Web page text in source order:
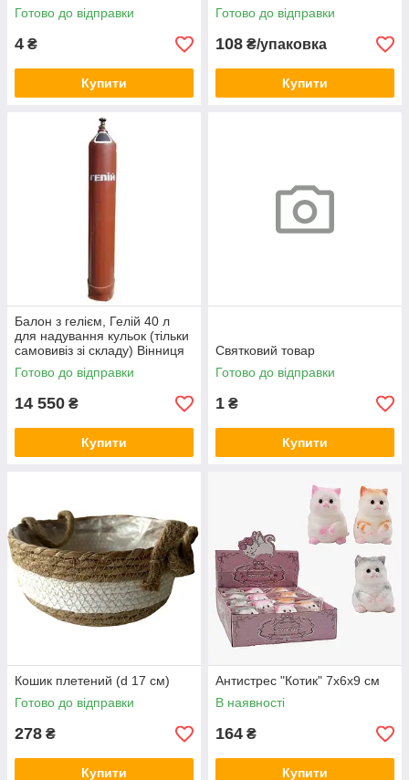
Готово до відправки
4 ₴
Купити
Готово до відправки
108 ₴/упаковка
Купити
Балон з гелієм, Гелій 40 л
для надування кульок (тільки
самовивіз зі складу) Вінниця
Готово до відправки
14 550 ₴
Купити
Святковий товар
Готово до відправки
1 ₴
Купити
Кошик плетений (d 17 см)
Готово до відправки
278 ₴
Купити
Антистрес "Котик" 7х6х9 см
В наявності
164 ₴
Купити